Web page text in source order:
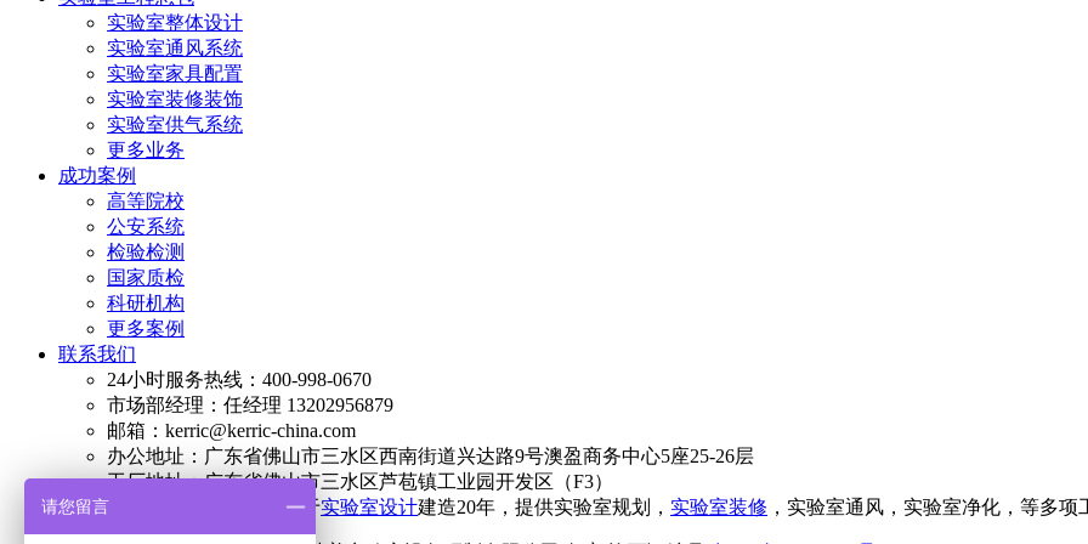
实验室整体设计
实验室通风系统
实验室家具配置
实验室装修装饰
实验室供气系统
更多业务
成功案例
高等院校
公安系统
检验检测
国家质检
科研机构
更多案例
联系我们
24小时服务热线：400-998-0670
市场部经理：任经理 13202956879
邮箱：kerric@kerric-china.com
办公地址：广东省佛山市三水区西南街道兴达路9号澳盈商务中心5座25-26层
工厂地址：广东省佛山市三水区芦苞镇工业园开发区（F3）
简介：科艺普集团专注于实验室设计建造20年，提供实验室规划， 实验室装修 ，实验室通风，实验室净化，等多项
请您留言